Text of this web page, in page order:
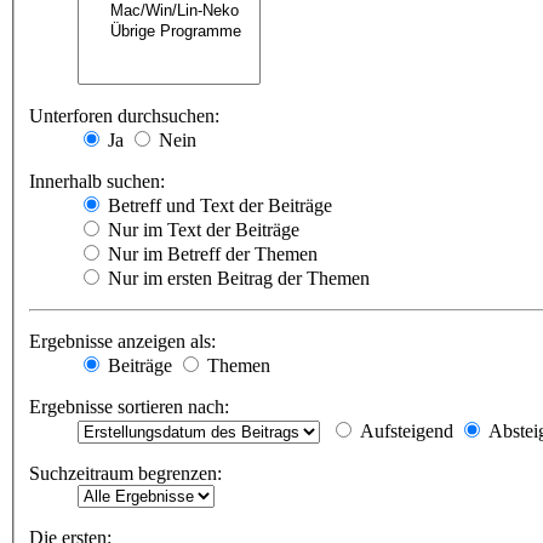
Unterforen durchsuchen:
Ja
Nein
Innerhalb suchen:
Betreff und Text der Beiträge
Nur im Text der Beiträge
Nur im Betreff der Themen
Nur im ersten Beitrag der Themen
Ergebnisse anzeigen als:
Beiträge
Themen
Ergebnisse sortieren nach:
Aufsteigend
Suchzeitraum begrenzen:
Die ersten: